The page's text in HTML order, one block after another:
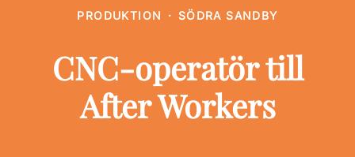
PRODUKTION · SÖDRA SANDBY
CNC-operatör till
After Workers